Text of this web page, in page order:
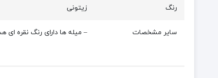
رنگ زیتونی
سایر مشخصات – میله ها دارای رنگ نقره ای